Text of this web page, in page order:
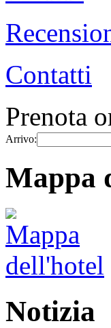
Contatti
Prenota
Arrivo:
Mappa
Notizia